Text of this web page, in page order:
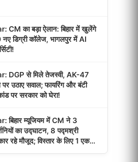
CM का बड़ा ऐलान: बिहार में खुलेंगे
डिग्री कॉलेज, भागलपुर में AI
DGP से मिले तेजस्वी, AK-47
पर उठाए सवाल; फायरिंग और बंटी
पर सरकार को घेरा!
बिहार म्यूजियम में CM ने 3
का उद्घाटन, 8 पद्मश्री
रहे मौजूद; विस्तार के लिए 1 एकड़
मिली!